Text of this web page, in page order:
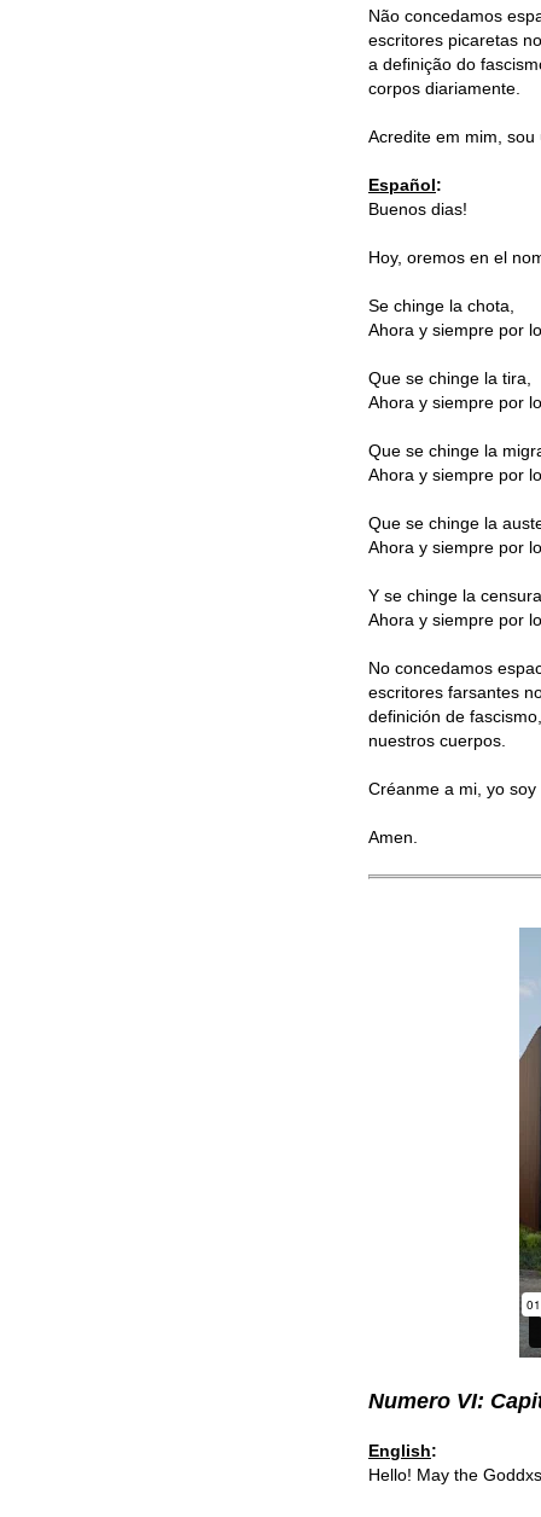
Não concedamos
escritores picaretas
a definição do
corpos diariamente.
Acredite em mim, sou
Español :
Buenos dias!
Hoy, oremos en el
Se chinge la chota,
Ahora y siempre por
Que se chinge la tira,
Ahora y siempre por
Que se chinge la
Ahora y siempre por
Que se chinge la
Ahora y siempre por
Y se chinge la
Ahora y siempre por
No concedamos
escritores farsantes
definición de
nuestros cuerpos.
Créanme a mi, yo soy
Amen.
Numero VI:
English:
Hello! May the